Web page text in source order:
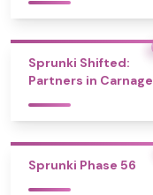
Sprunki Shifted:
Partners in Carnage
Sprunki Phase 56